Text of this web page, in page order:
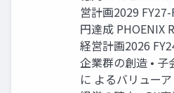
営計画2029
円達成 PHOENIX
経営計画2026
企業群の創造 • 子
に よるバリュー